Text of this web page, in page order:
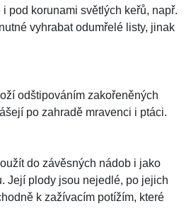
pod korunami světlých keřů, např.
vyhrabat odumřelé listy, jinak
odštipováním zakořeněných
po zahradě mravenci i ptáci.
do závěsných nádob i jako
Její plody jsou nejedlé, po jejich
k zažívacím potížím, které